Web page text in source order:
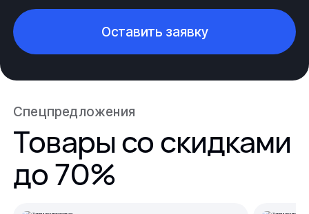
Оставить заявку
Спецпредложения
Товары со скидками
до 70%